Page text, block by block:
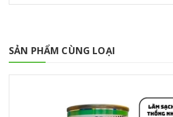
SẢN PHẨM CÙNG LOẠI